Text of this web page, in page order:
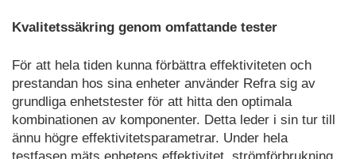
Kvalitetssäkring genom omfattande tester
För att hela tiden kunna förbättra effektiviteten och
prestandan hos sina enheter använder Refra sig av
grundliga enhetstester för att hitta den optimala
kombinationen av komponenter. Detta leder i sin tur till
ännu högre effektivitetsparametrar. Under hela